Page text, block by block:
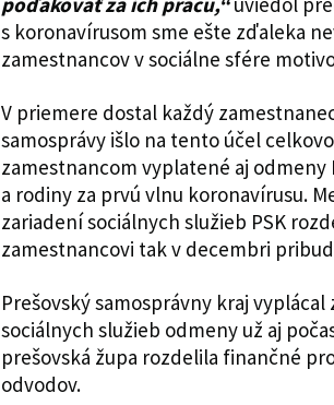
s koronavírusom sme ešte zďaleka
zamestnancov v sociálne sfére
V priemere dostal každý
samosprávy išlo na tento účel
zamestnancom vyplatené aj
a rodiny za prvú vlnu koronavírusu.
zariadení sociálnych služieb PSK
zamestnancovi tak v decembri
Prešovský samosprávny kraj
sociálnych služieb odmeny už aj
prešovská župa rozdelila finančné
odvodov.